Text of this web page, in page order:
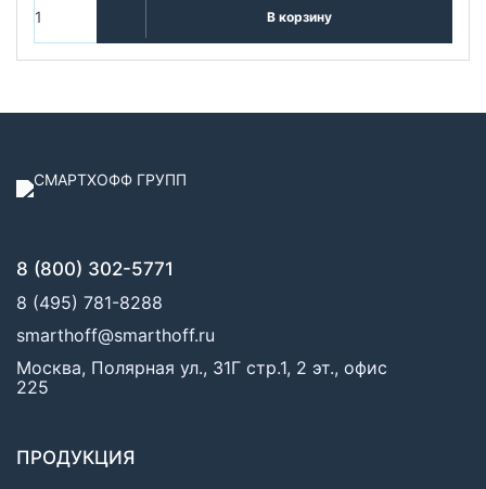
В корзину
8 (800) 302-5771
8 (495) 781-8288
smarthoff@smarthoff.ru
Москва, Полярная ул., 31Г стр.1, 2 эт., офис
225
ПРОДУКЦИЯ